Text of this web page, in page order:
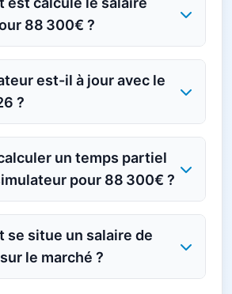
88 300€ ?
est-il à jour avec le
?
un temps partiel
pour 88 300€ ?
se situe un salaire de
le marché ?